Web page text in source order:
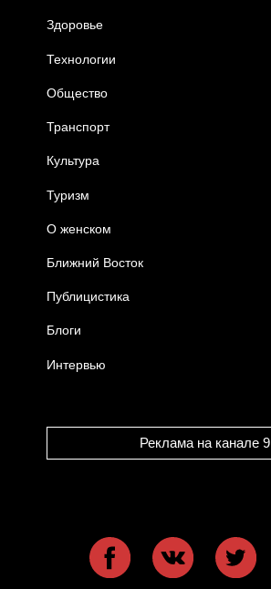
Здоровье
Технологии
Общество
Транспорт
Культура
Туризм
О женском
Ближний Восток
Публицистика
Блоги
Интервью
Реклама на канале 9